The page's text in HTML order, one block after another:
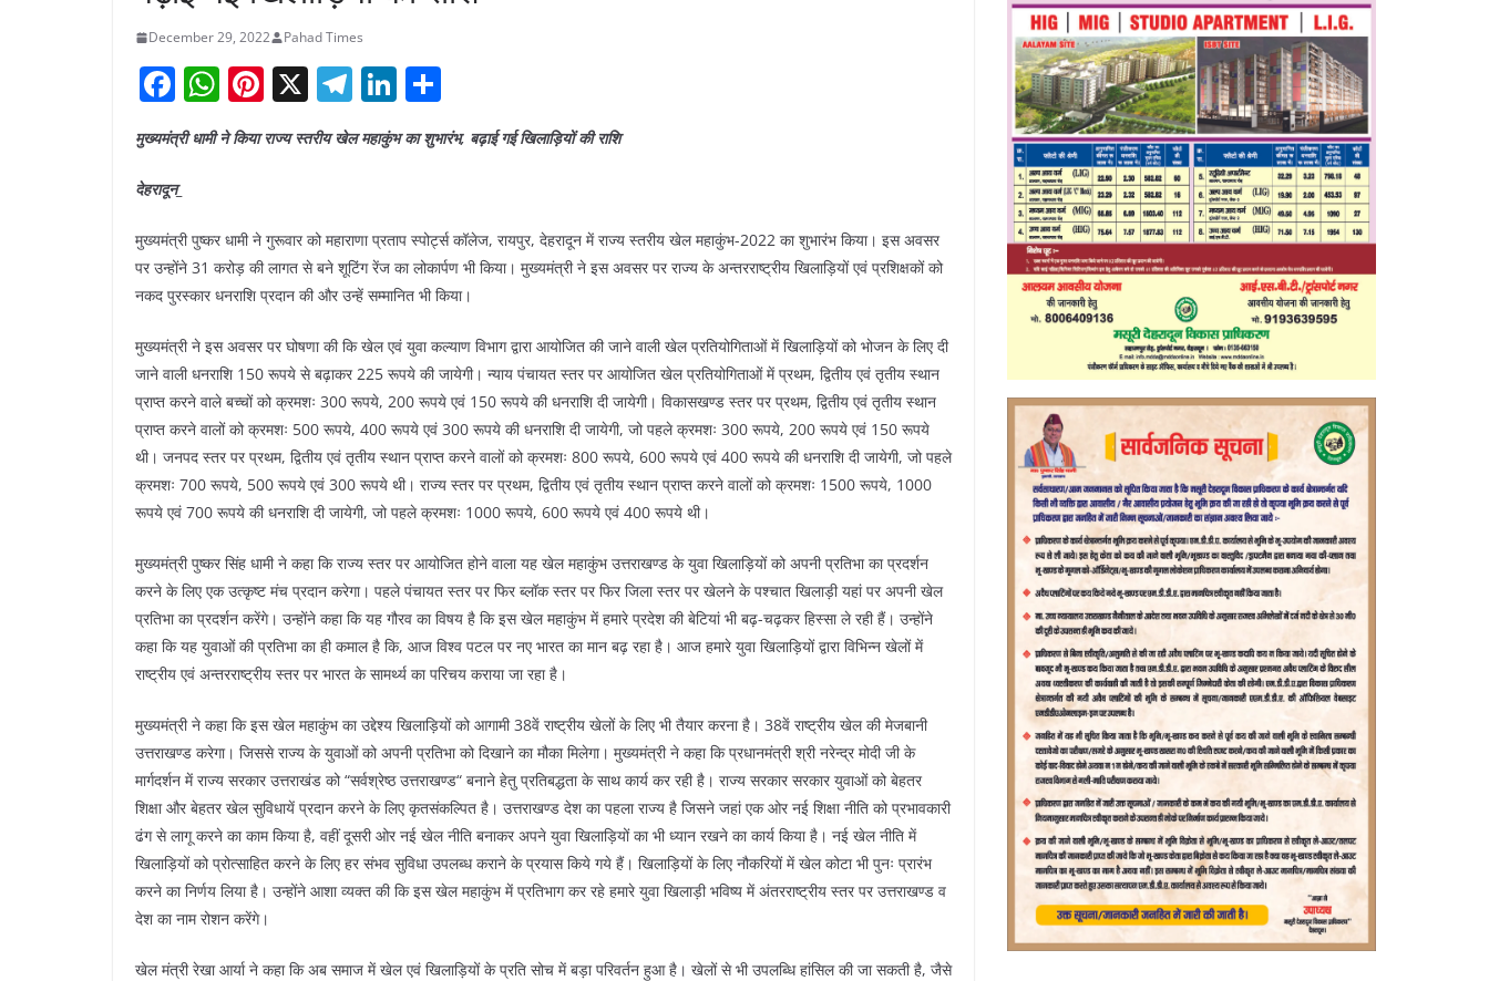
December 29, 2022 Pahad Times
F
a
c
e
b
o
o
k
W
h
at
A
p
p
Pi
er
st
X T
e
a
m
Li
k
dI
n
h
ar
मुख्यमंत्री धामी ने किया राज्य स्तरीय खेल महाकुंभ का शुभारंभ, बढ़ाई गई खिलाड़ियों की राशि
देहरादून_
मुख्यमंत्री पुष्कर धामी ने गुरूवार को महाराणा प्रताप स्पोर्ट्स कॉलेज, रायपुर, देहरादून में राज्य स्तरीय खेल महाकुंभ-2022 का शुभारंभ किया। इस अवसर
पर उन्होंने 31 करोड़ की लागत से बने शूटिंग रेंज का लोकार्पण भी किया। मुख्यमंत्री ने इस अवसर पर राज्य के अन्तरराष्ट्रीय खिलाड़ियों एवं प्रशिक्षकों को
नकद पुरस्कार धनराशि प्रदान की और उन्हें सम्मानित भी किया।
मुख्यमंत्री ने इस अवसर पर घोषणा की कि खेल एवं युवा कल्याण विभाग द्वारा आयोजित की जाने वाली खेल प्रतियोगिताओं में खिलाड़ियों को भोजन के लिए दी
जाने वाली धनराशि 150 रूपये से बढ़ाकर 225 रूपये की जायेगी। न्याय पंचायत स्तर पर आयोजित खेल प्रतियोगिताओं में प्रथम, द्वितीय एवं तृतीय स्थान
प्राप्त करने वाले बच्चों को क्रमशः 300 रूपये, 200 रूपये एवं 150 रूपये की धनराशि दी जायेगी। विकासखण्ड स्तर पर प्रथम, द्वितीय एवं तृतीय स्थान
प्राप्त करने वालों को क्रमशः 500 रूपये, 400 रूपये एवं 300 रूपये की धनराशि दी जायेगी, जो पहले क्रमशः 300 रूपये, 200 रूपये एवं 150 रूपये
थी। जनपद स्तर पर प्रथम, द्वितीय एवं तृतीय स्थान प्राप्त करने वालों को क्रमशः 800 रूपये, 600 रूपये एवं 400 रूपये की धनराशि दी जायेगी, जो पहले
क्रमशः 700 रूपये, 500 रूपये एवं 300 रूपये थी। राज्य स्तर पर प्रथम, द्वितीय एवं तृतीय स्थान प्राप्त करने वालों को क्रमशः 1500 रूपये, 1000
रूपये एवं 700 रूपये की धनराशि दी जायेगी, जो पहले क्रमशः 1000 रूपये, 600 रूपये एवं 400 रूपये थी।
मुख्यमंत्री पुष्कर सिंह धामी ने कहा कि राज्य स्तर पर आयोजित होने वाला यह खेल महाकुंभ उत्तराखण्ड के युवा खिलाड़ियों को अपनी प्रतिभा का प्रदर्शन
करने के लिए एक उत्कृष्ट मंच प्रदान करेगा। पहले पंचायत स्तर पर फिर ब्लॉक स्तर पर फिर जिला स्तर पर खेलने के पश्चात खिलाड़ी यहां पर अपनी खेल
प्रतिभा का प्रदर्शन करेंगे। उन्होंने कहा कि यह गौरव का विषय है कि इस खेल महाकुंभ में हमारे प्रदेश की बेटियां भी बढ़-चढ़कर हिस्सा ले रही हैं। उन्होंने
कहा कि यह युवाओं की प्रतिभा का ही कमाल है कि, आज विश्व पटल पर नए भारत का मान बढ़ रहा है। आज हमारे युवा खिलाड़ियों द्वारा विभिन्न खेलों में
राष्ट्रीय एवं अन्तरराष्ट्रीय स्तर पर भारत के सामर्थ्य का परिचय कराया जा रहा है।
मुख्यमंत्री ने कहा कि इस खेल महाकुंभ का उद्देश्य खिलाड़ियों को आगामी 38वें राष्ट्रीय खेलों के लिए भी तैयार करना है। 38वें राष्ट्रीय खेल की मेजबानी
उत्तराखण्ड करेगा। जिससे राज्य के युवाओं को अपनी प्रतिभा को दिखाने का मौका मिलेगा। मुख्यमंत्री ने कहा कि प्रधानमंत्री श्री नरेन्द्र मोदी जी के
मार्गदर्शन में राज्य सरकार उत्तराखंड को “सर्वश्रेष्ठ उत्तराखण्ड“ बनाने हेतु प्रतिबद्धता के साथ कार्य कर रही है। राज्य सरकार सरकार युवाओं को बेहतर
शिक्षा और बेहतर खेल सुविधायें प्रदान करने के लिए कृतसंकल्पित है। उत्तराखण्ड देश का पहला राज्य है जिसने जहां एक ओर नई शिक्षा नीति को प्रभावकारी
ढंग से लागू करने का काम किया है, वहीं दूसरी ओर नई खेल नीति बनाकर अपने युवा खिलाड़ियों का भी ध्यान रखने का कार्य किया है। नई खेल नीति में
खिलाड़ियों को प्रोत्साहित करने के लिए हर संभव सुविधा उपलब्ध कराने के प्रयास किये गये हैं। खिलाड़ियों के लिए नौकरियों में खेल कोटा भी पुनः प्रारंभ
करने का निर्णय लिया है। उन्होंने आशा व्यक्त की कि इस खेल महाकुंभ में प्रतिभाग कर रहे हमारे युवा खिलाड़ी भविष्य में अंतरराष्ट्रीय स्तर पर उत्तराखण्ड व
देश का नाम रोशन करेंगे।
खेल मंत्री रेखा आर्या ने कहा कि अब समाज में खेल एवं खिलाड़ियों के प्रति सोच में बड़ा परिवर्तन हुआ है। खेलों से भी उपलब्धि हांसिल की जा सकती है, जैसे